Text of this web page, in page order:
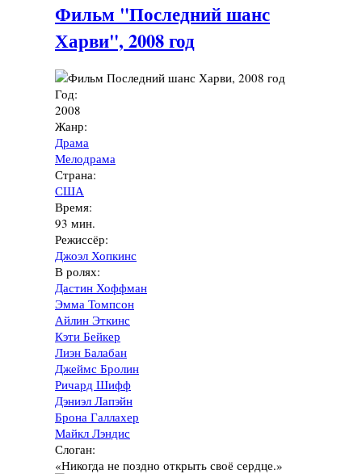
Фильм "Последний шанс
Харви", 2008 год
Год:
2008
Жанр:
Драма
Мелодрама
Страна:
США
Время:
93 мин.
Режиссёр:
Джоэл Хопкинс
В ролях:
Дастин Хоффман
Эмма Томпсон
Айлин Эткинс
Кэти Бейкер
Лиэн Балабан
Джеймс Бролин
Ричард Шифф
Дэниэл Лапэйн
Брона Галлахер
Майкл Лэндис
Слоган:
«Никогда не поздно открыть своё сердце.»